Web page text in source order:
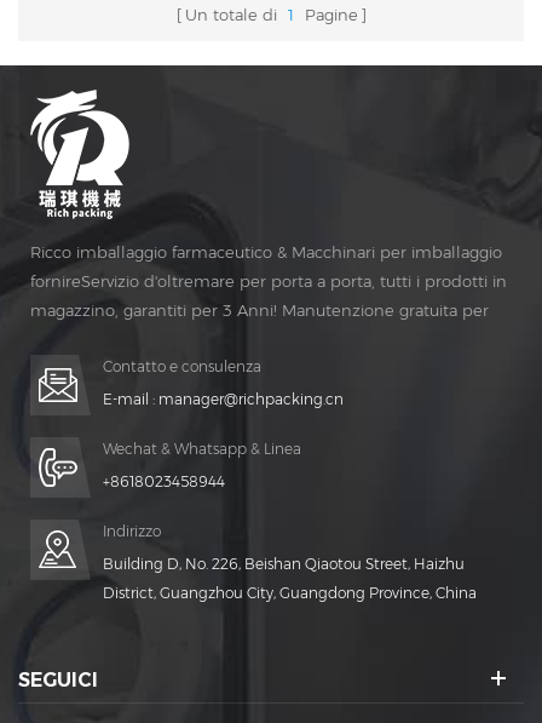
Un totale di 1 Pagine
Ricco imballaggio farmaceutico & Macchinari per imballaggio
fornireServizio d'oltremare per porta a porta, tutti i prodotti in
magazzino, garantiti per 3 Anni! Manutenzione gratuita per
Contatto e consulenza
E-mail : manager@richpacking.cn
Wechat & Whatsapp & Linea
+8618023458944
Indirizzo
Building D, No. 226, Beishan Qiaotou Street, Haizhu
District, Guangzhou City, Guangdong Province, China
SEGUICI